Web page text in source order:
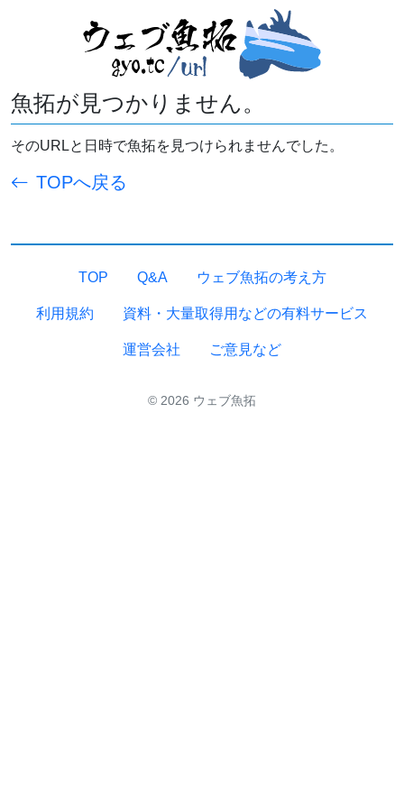
魚拓が見つかりません。
そのURLと日時で魚拓を見つけられませんでした。
TOPへ戻る
TOP Q&A ウェブ魚拓の考え方
利用規約 資料・大量取得用などの有料サービス
運営会社 ご意見など
© 2026 ウェブ魚拓